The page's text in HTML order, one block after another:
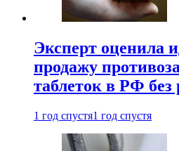
Эксперт оценила
продажу
таблеток в РФ без
1 год спустя1 год спустя